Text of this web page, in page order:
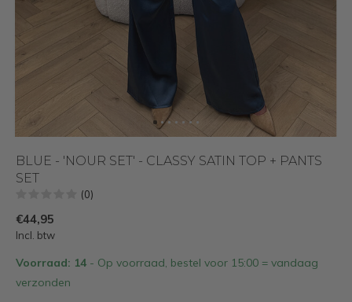
BLUE - 'NOUR SET' - CLASSY SATIN TOP + PANTS
SET
(0)
€44,95
Incl. btw
Voorraad: 14 - Op voorraad, bestel voor 15:00 = vandaag
verzonden